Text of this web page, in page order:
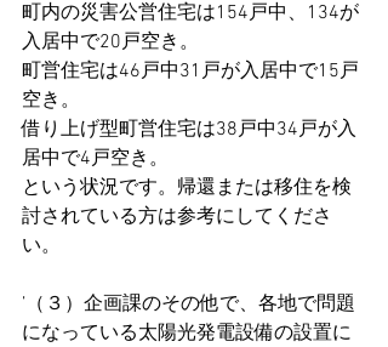
町内の災害公営住宅は154戸中、134が
入居中で20戸空き。
町営住宅は46戸中31戸が入居中で15戸
空き。
借り上げ型町営住宅は38戸中34戸が入
居中で4戸空き。
という状況です。帰還または移住を検
討されている方は参考にしてくださ
い。
’（３）企画課のその他で、各地で問題
になっている太陽光発電設備の設置に